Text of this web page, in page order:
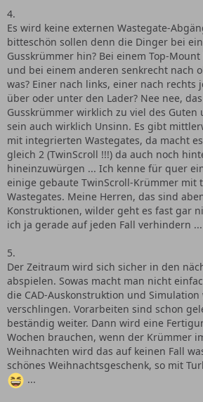
4.
Es wird keine externen Wastegate-
bitteschön sollen denn die Dinger bei
Gusskrümmer hin? Bei einem Top-
und bei einem anderen senkrecht nach
was? Einer nach links, einer nach rechts
über oder unter den Lader? Nee nee,
Gusskrümmer wirklich zu viel des
sein auch wirklich Unsinn. Es gibt
mit integrierten Wastegates, da macht
gleich 2 (TwinScroll !!!) da auch noch
hineinzuwürgen ... Ich kenne für quer
einige gebaute TwinScroll-Krümmer mit
Wastegates. Meine Herren, das sind
Konstruktionen, wilder geht es fast gar
ich ja gerade auf jeden Fall verhindern ...
5.
Der Zeitraum wird sich sicher in den
abspielen. Sowas macht man nicht
die CAD-Auskonstruktion und Simulation
verschlingen. Vorarbeiten sind schon
beständig weiter. Dann wird eine
Wochen brauchen, wenn der Krümmer
Weihnachten wird das auf keinen Fall
schönes Weihnachtsgeschenk, so mit
...